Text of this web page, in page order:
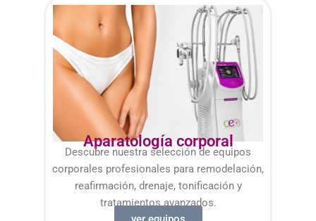
Aparatología corporal
Descubre nuestra selección de equipos
corporales profesionales para remodelación,
reafirmación, drenaje, tonificación y
tratamientos avanzados.